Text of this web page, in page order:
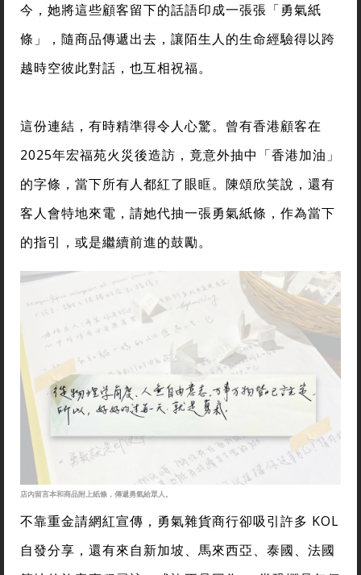
今，她將這些顧客留下的話語印成一張張「勇氣紙
條」，隨商品傳遞出去，讓陌生人的生命經驗得以跨
越時空彼此對話，也互相祝福。
這份連結，有時精準得令人心驚。曾有香港顧客在
2025年宏福苑火災後造訪，竟意外抽中「香港加油」
的字條，當下所有人都紅了眼眶。陳頌欣笑說，還有
客人會特地來電，請她代抽一張勇氣紙條，作為當下
的指引，或是繼續前進的鼓勵。
店內留言本和商品附上紙條，傳遞勇氣給眾人。
不靠重金請網紅宣傳，勇氣雜貨商行卻吸引許多 KOL
自發分享，還有來自新加坡、馬來西亞、泰國、法國